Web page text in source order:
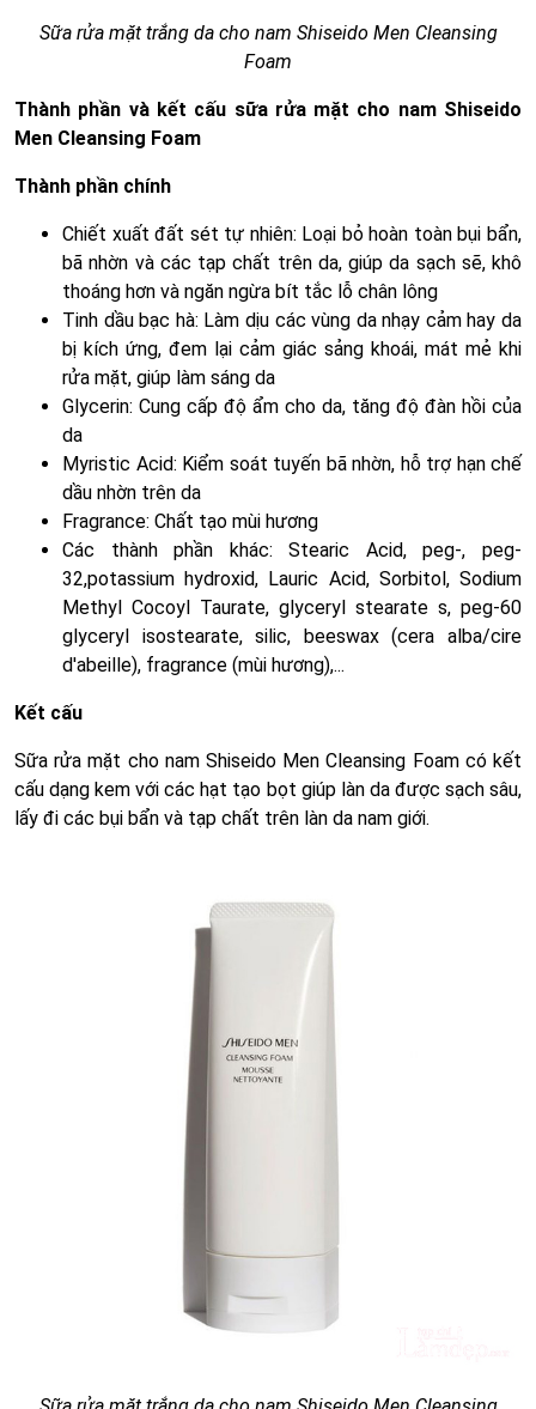
Sữa rửa mặt trắng da cho nam Shiseido Men Cleansing
Foam
Thành phần và kết cấu sữa rửa mặt cho nam Shiseido
Men Cleansing Foam
Thành phần chính
Chiết xuất đất sét tự nhiên: Loại bỏ hoàn toàn bụi bẩn,
bã nhờn và các tạp chất trên da, giúp da sạch sẽ, khô
thoáng hơn và ngăn ngừa bít tắc lỗ chân lông
Tinh dầu bạc hà: Làm dịu các vùng da nhạy cảm hay da
bị kích ứng, đem lại cảm giác sảng khoái, mát mẻ khi
rửa mặt, giúp làm sáng da
Glycerin: Cung cấp độ ẩm cho da, tăng độ đàn hồi của
da
Myristic Acid: Kiểm soát tuyến bã nhờn, hỗ trợ hạn chế
dầu nhờn trên da
Fragrance: Chất tạo mùi hương
Các thành phần khác: Stearic Acid, peg-, peg-
32,potassium hydroxid, Lauric Acid, Sorbitol, Sodium
Methyl Cocoyl Taurate, glyceryl stearate s, peg-60
glyceryl isostearate, silic, beeswax (cera alba/cire
d'abeille), fragrance (mùi hương),...
Kết cấu
Sữa rửa mặt cho nam Shiseido Men Cleansing Foam có kết
cấu dạng kem với các hạt tạo bọt giúp làn da được sạch sâu,
lấy đi các bụi bẩn và tạp chất trên làn da nam giới.